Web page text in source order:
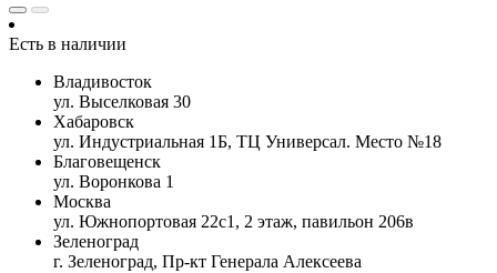
Есть в наличии
Владивосток
ул. Выселковая 30
Хабаровск
ул. Индустриальная 1Б, ТЦ Универсал. Место №18
Благовещенск
ул. Воронкова 1
Москва
ул. Южнопортовая 22с1, 2 этаж, павильон 206в
Зеленоград
г. Зеленоград, Пр-кт Генерала Алексеева